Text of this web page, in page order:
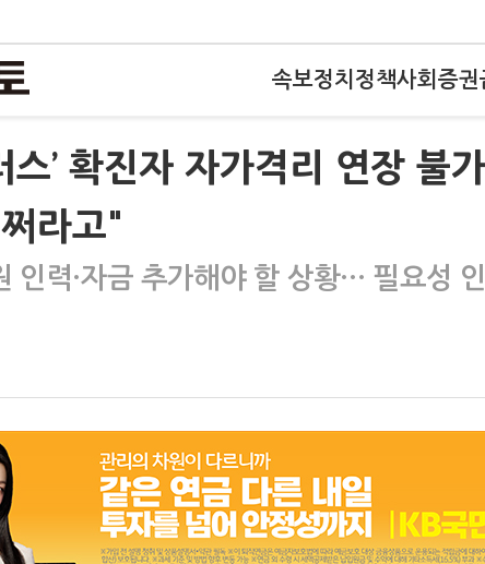
속보정치 정책사회 증권
스’ 확진자 자가격리 연장 불
라고"
인력·자금 추가해야 할 상황… 필요성